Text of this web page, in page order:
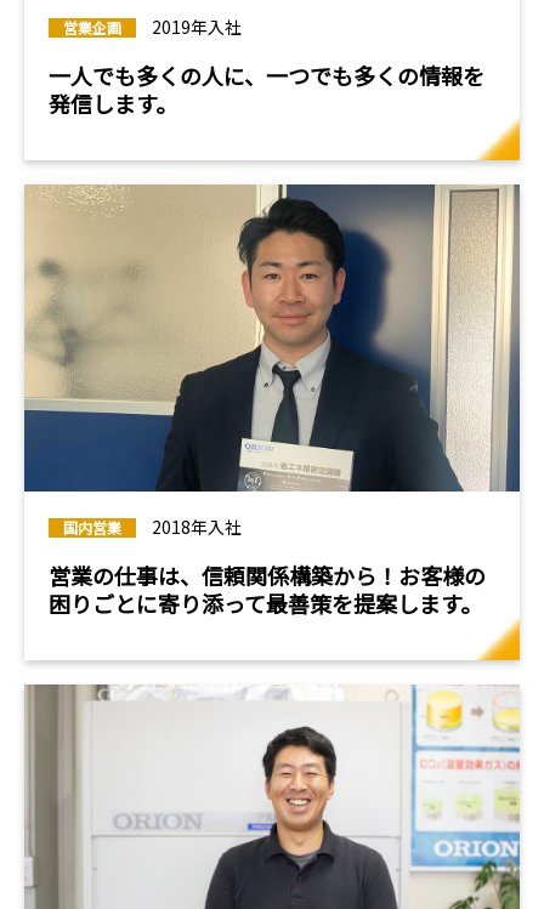
営業企画 2019年入社
一人でも多くの人に、一つでも多くの情報を
発信します。
国内営業 2018年入社
営業の仕事は、信頼関係構築から！お客様の
困りごとに寄り添って最善策を提案します。